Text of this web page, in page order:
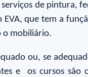
de pintura,
que tem a
o mobiliário.
ou, se
e os cursos